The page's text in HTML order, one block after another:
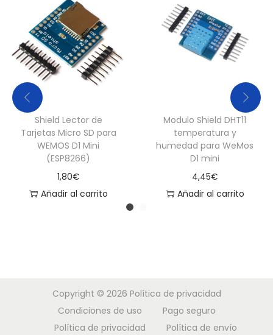
Shield Lector de
Tarjetas Micro SD para
WEMOS D1 Mini
(ESP8266)
1,80€
Añadir al carrito
Modulo Shield DHT11
temperatura y
humedad para WeMos
D1 mini
4,45€
Añadir al carrito
Copyright © 2026 Política de privacidad
Condiciones de uso
Pago seguro
Política de privacidad
Política de envío